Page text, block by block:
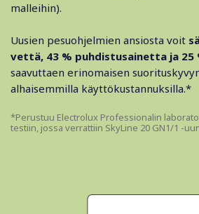
malleihin).
Uusien pesuohjelmien ansiosta voit
vettä, 43 % puhdistusainetta ja 25
saavuttaen erinomaisen
alhaisemmilla käyttökustannuksilla.*
*Perustuu Electrolux Professionalin
testiin, jossa verrattiin SkyLine 20 GN1/1 -